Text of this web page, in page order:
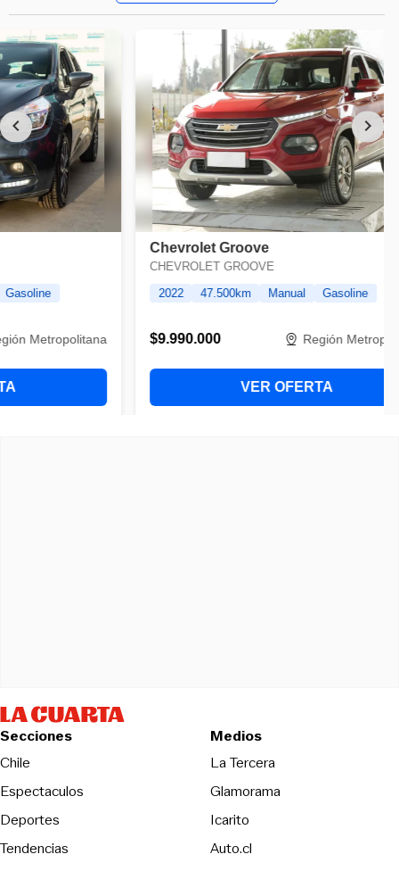
Secciones
Chile
Espectaculos
Deportes
Tendencias
Medios
La TerceraOpens in new
Glamorama
Icarito
Auto.cl